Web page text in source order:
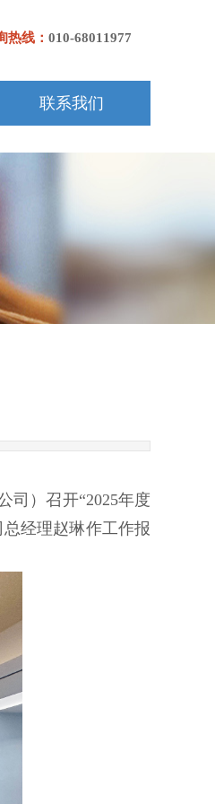
热线： 010-68011977
联系我们
）召开“2025年度
经理赵琳作工作报